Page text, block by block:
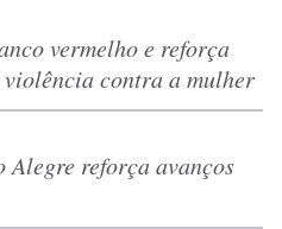
vermelho e reforça
contra a mulher
Alegre reforça avanços